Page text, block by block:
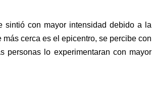
sintió con mayor intensidad debido a la
cerca es el epicentro, se percibe con
personas lo experimentaran con mayor